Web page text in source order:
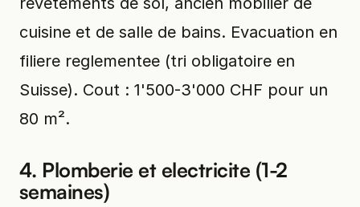
cuisine et de salle de bains. Evacuation en
filiere reglementee (tri obligatoire en
Suisse). Cout : 1'500-3'000 CHF pour un
80 m².
4. Plomberie et electricite (1-2
semaines)